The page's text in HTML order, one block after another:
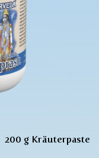
200 g Kräuterpaste